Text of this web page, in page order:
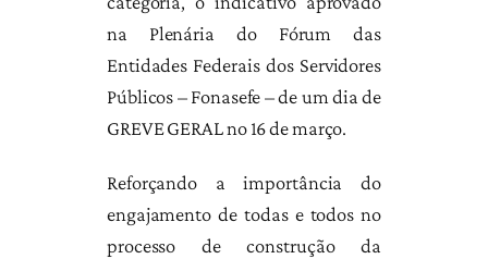
na Plenária do Fórum das
Entidades Federais dos Servidores
Públicos – Fonasefe – de um dia de
GREVE GERAL no 16 de março.
Reforçando a importância do
engajamento de todas e todos no
processo de construção da